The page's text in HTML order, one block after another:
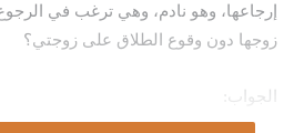
إرجاعها، وهو نادم، وهي ترغب في
زوجها دون وقوع الطلاق على زوجتي؟
الجواب: